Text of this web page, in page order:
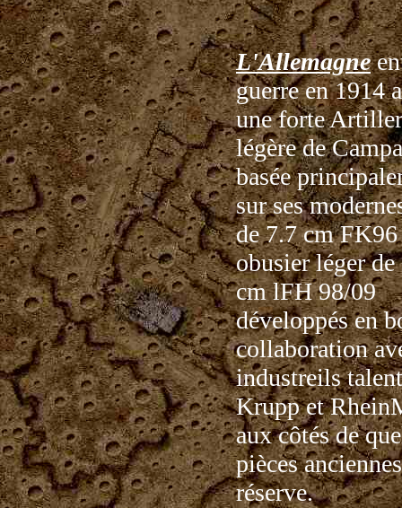
L'Allemagne
guerre en 1914
une forte
légère de
basée
sur ses
de 7.7 cm
obusier léger de
cm lFH 98/09
développés en
collaboration
industreils
Krupp et
aux côtés de
pièces
réserve.